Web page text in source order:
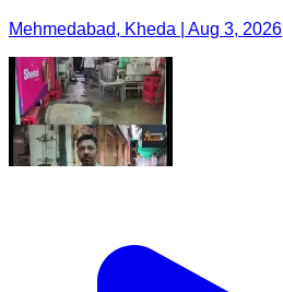
Mehmedabad, Kheda | Aug 3, 2026